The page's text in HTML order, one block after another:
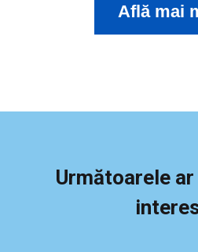
Află mai
Următoarele